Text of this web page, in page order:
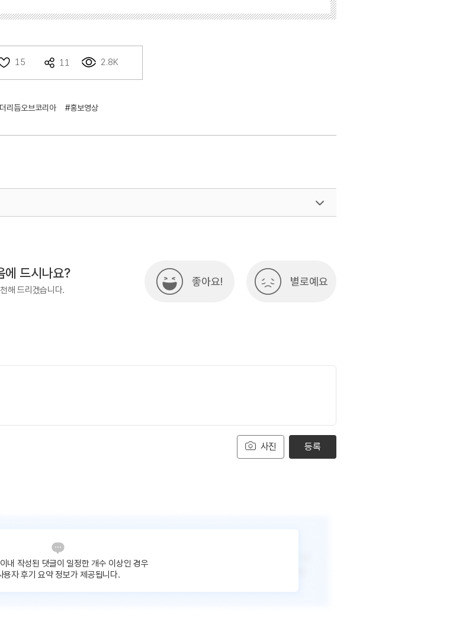
15 11 2.8K
리듬오브코리아 #홍보영상
에 드시나요?
해 드리겠습니다.
좋아요! 별로예요
사진 등록
내 작성된 댓글이 일정한 개수 이상인 경우
용자 후기 요약 정보가 제공됩니다.